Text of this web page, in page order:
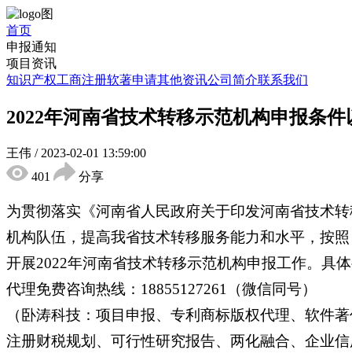
首页
申报通知
项目资讯
知识产权工商注册软著申请其他资讯公司简介联系我们
2022年河南省技术转移示范机构申报条
王伟 / 2023-02-01 13:59:00
401
分享
为贯彻落实《河南省人民政府关于印发河南省技术
机构队伍，提高我省技术转移服务能力和水平，按
开展2022年河南省技术转移示范机构申报工作。具
代理免费咨询热线：18855127261（微信同号）
（卧涛科技：项目申报、专利商标版权代理、软件
注册财税规划、可行性研究报告、两化融合、企业